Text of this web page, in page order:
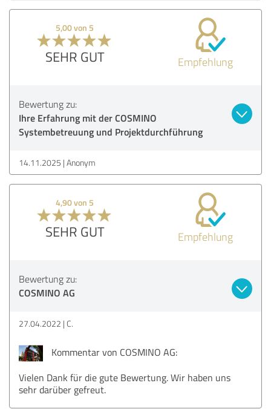
5,00 von 5
SEHR GUT Empfehlung
Bewertung zu:
Ihre Erfahrung mit der COSMINO
Systembetreuung und Projektdurchführung
14.11.2025 Anonym
4,90 von 5
SEHR GUT Empfehlung
Bewertung zu:
COSMINO AG
27.04.2022 C.
Kommentar von COSMINO AG:
Vielen Dank für die gute Bewertung. Wir haben uns
sehr darüber gefreut.